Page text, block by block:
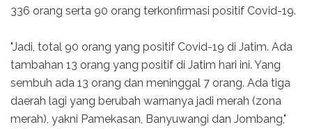
336 orang serta 90 orang terkonfirmasi positif Covid-19.
"Jadi, total 90 orang yang positif Covid-19 di Jatim. Ada
tambahan 13 orang yang positif di Jatim hari ini. Yang
sembuh ada 13 orang dan meninggal 7 orang. Ada tiga
daerah lagi yang berubah warnanya jadi merah (zona
merah), yakni Pamekasan, Banyuwangi dan Jombang,"